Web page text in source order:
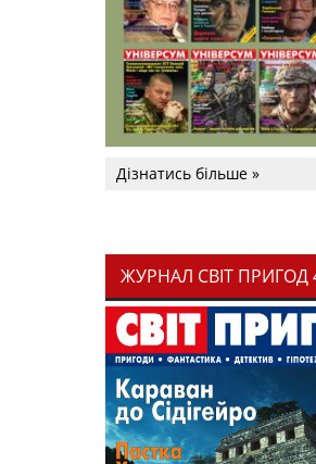
Дізнатись більше »
ЖУРНАЛ СВІТ ПРИГОД